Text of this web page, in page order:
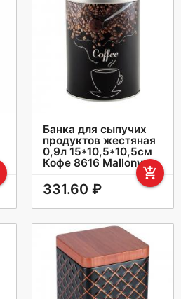
Банка для сыпучих
продуктов жестяная
0,9л 15*10,5*10,5см
Кофе 8616 Mallony
add_shopping_cart
331.60 ₽